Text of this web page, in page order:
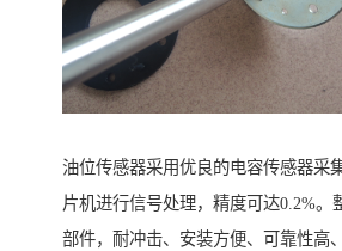
油位传感器采用优良的电容传感器采
片机进行信号处理，精度可达0.2%。
部件，耐冲击、安装方便、可靠性高